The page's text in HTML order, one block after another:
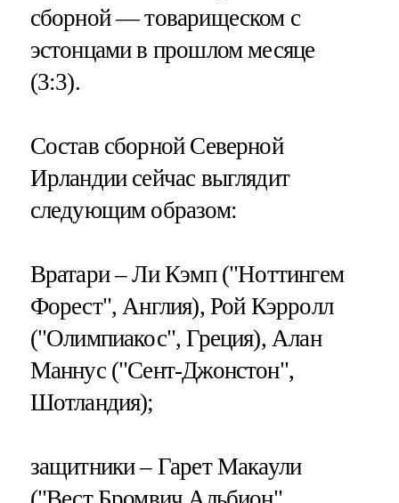
сборной — товарищеском с
эстонцами в прошлом месяце
(3:3).
Состав сборной Северной
Ирландии сейчас выглядит
следующим образом:
Вратари – Ли Кэмп ("Ноттингем
Форест", Англия), Рой Кэрролл
("Олимпиакос", Греция), Алан
Маннус ("Сент-Джонстон",
Шотландия);
защитники – Гарет Макаули